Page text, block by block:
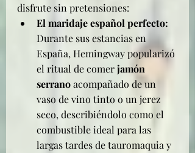
disfrute sin pretensiones:
El maridaje español perfecto:
Durante sus estancias en
España, Hemingway popularizó
el ritual de comer jamón
serrano acompañado de un
vaso de vino tinto o un jerez
seco, describiéndolo como el
combustible ideal para las
largas tardes de tauromaquia y